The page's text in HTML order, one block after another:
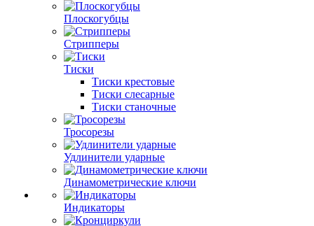
Плоскогубцы
Стрипперы
Тиски
Тиски крестовые
Тиски слесарные
Тиски станочные
Тросорезы
Удлинители ударные
Динамометрические ключи
Индикаторы